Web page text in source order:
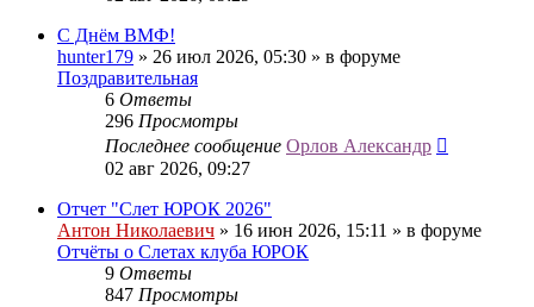
С Днём ВМФ!
hunter179 » 26 июл 2026, 05:30 » в форуме
Поздравительная
6 Ответы
296 Просмотры
Последнее сообщение Орлов Александр
02 авг 2026, 09:27
Отчет "Слет ЮРОК 2026"
Антон Николаевич » 16 июн 2026, 15:11 » в форуме
Отчёты о Слетах клуба ЮРОК
9 Ответы
847 Просмотры